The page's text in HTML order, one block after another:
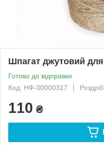
Шпагат джутовий для
Готово до відправки
Код: НФ-00000317
Роздріб
110 ₴